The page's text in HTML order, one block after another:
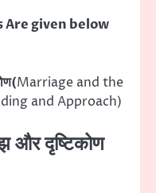
Are given below
Marriage and the
and Approach)
और दृष्टिकोण